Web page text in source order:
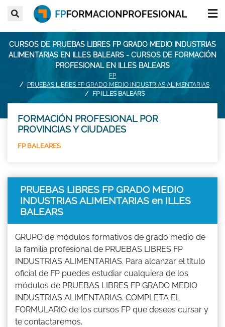
CURSOS DE PRUEBAS LIBRES FP GRADO MEDIO INDUSTRIAS
ALIMENTARIAS EN ILLES BALEARS - CURSOS DE FORMACIÓN
PROFESIONAL EN ILLES BALEARS
FP
PRUEBAS LIBRES FP GRADO MEDIO INDUSTRIAS ALIMENTARIAS
FP ILLES BALEARS
FORMACIÓN PROFESIONAL POR
PROVINCIAS Y CIUDADES
FP BALEARES
PRUEBAS LIBRES FP GRADO MEDIO
INDUSTRIAS ALIMENTARIAS en ILLES
BALEARS
GRUPO de módulos formativos de grado medio de
la familia profesional de PRUEBAS LIBRES FP
INDUSTRIAS ALIMENTARIAS. Para alcanzar el título
oficial de FP puedes estudiar cualquiera de los
módulos de PRUEBAS LIBRES FP GRADO MEDIO
INDUSTRIAS ALIMENTARIAS. COMPLETA EL
FORMULARIO de los cursos FP que desees cursar y
te contactaremos.